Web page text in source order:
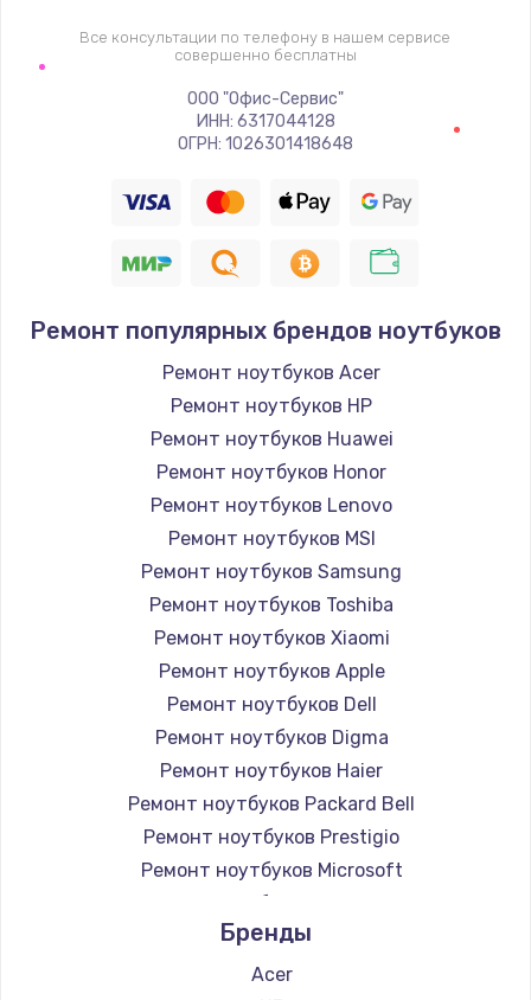
2500 руб.
Заказать
Замена жесткого диска
Заказать
Установка драйверов
Заказать
Замена вебкамеры
1260 руб.
Заказать
Ремонт петель крышки
990 руб.
Заказать
Настройка Wi-Fi
1030 руб.
Заказать
Замена шим-контроллера
3900 руб.
Заказать
Замена HDMI
600 руб.
Все консультации по телефону в нашем сервисе
совершенно бесплатны
ООО "Офис-Сервис"
ИНН: 6317044128
ОГРН: 1026301418648
Ремонт популярных брендов ноутбуков
Ремонт ноутбуков Acer
Ремонт ноутбуков HP
Ремонт ноутбуков Huawei
Ремонт ноутбуков Honor
Ремонт ноутбуков Lenovo
Ремонт ноутбуков MSI
Ремонт ноутбуков Samsung
Ремонт ноутбуков Toshiba
Ремонт ноутбуков Xiaomi
Ремонт ноутбуков Apple
Ремонт ноутбуков Dell
Ремонт ноутбуков Digma
Ремонт ноутбуков Haier
Ремонт ноутбуков Packard Bell
Ремонт ноутбуков Prestigio
Ремонт ноутбуков Microsoft
Ремонт ноутбуков Alienware
Ремонт ноутбуков Aquarius
Ремонт ноутбуков Gigabyte
Бренды
Acer